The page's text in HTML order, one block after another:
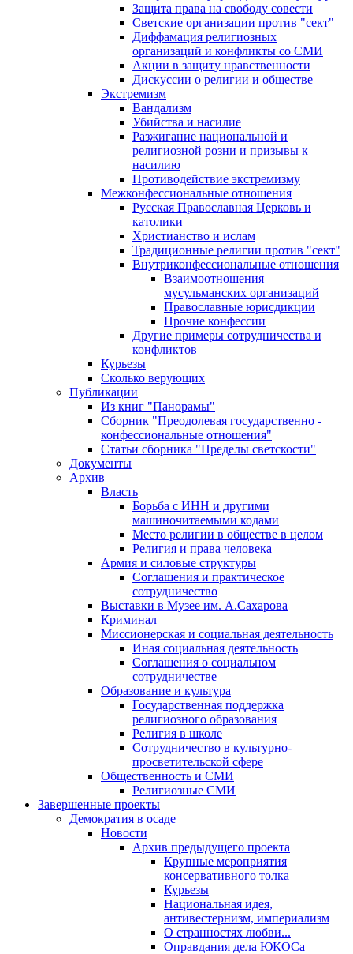
Защита права на свободу совести
Светские организации против "сект"
Диффамация религиозных
организаций и конфликты со СМИ
Акции в защиту нравственности
Дискуссии о религии и обществе
Экстремизм
Вандализм
Убийства и насилие
Разжигание национальной и
религиозной розни и призывы к
насилию
Противодействие экстремизму
Межконфессиональные отношения
Русская Православная Церковь и
католики
Христианство и ислам
Традиционные религии против "сект"
Внутриконфессиональные отношения
Взаимоотношения
мусульманских организаций
Православные юрисдикции
Прочие конфессии
Другие примеры сотрудничества и
конфликтов
Курьезы
Сколько верующих
Публикации
Из книг "Панорамы"
Сборник "Преодолевая государственно -
конфессиональные отношения"
Статьи сборника "Пределы светскости"
Документы
Архив
Власть
Борьба с ИНН и другими
машиночитаемыми кодами
Место религии в обществе в целом
Религия и права человека
Армия и силовые структуры
Соглашения и практическое
сотрудничество
Выставки в Музее им. А.Сахарова
Криминал
Миссионерская и социальная деятельность
Иная социальная деятельность
Соглашения о социальном
сотрудничестве
Образование и культура
Государственная поддержка
религиозного образования
Религия в школе
Сотрудничество в культурно-
просветительской сфере
Общественность и СМИ
Религиозные СМИ
Завершенные проекты
Демократия в осаде
Новости
Архив предыдущего проекта
Крупные мероприятия
консервативного толка
Курьезы
Национальная идея,
антивестернизм, империализм
О странностях любви...
Оправдания дела ЮКОСа